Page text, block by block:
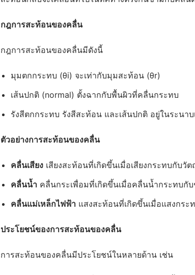
กฎการสะท้อนของคลื่น
กฎการสะท้อนของคลื่นมีดังนี้
มุมตกกระทบ (θi) จะเท่ากับมุมสะท้อน (θr)
เส้นปกติ (normal) ตั้งฉากกับพื้นผิวที่คลื่นกระทบ
รังสีตกกระทบ รังสีสะท้อน และเส้นปกติ อยู่ในระนาบ
ตัวอย่างการสะท้อนของคลื่น
คลื่นเสียง เสียงสะท้อนที่เกิดขึ้นเมื่อเสียงกระทบกับวัต
คลื่นน้ำ คลื่นกระเพื่อมที่เกิดขึ้นเมื่อคลื่นน้ำกระทบกับ
คลื่นแม่เหล็กไฟฟ้า แสงสะท้อนที่เกิดขึ้นเมื่อแสงกระ
ประโยชน์ของการสะท้อนของคลื่น
การสะท้อนของคลื่นมีประโยชน์ในหลายด้าน เช่น